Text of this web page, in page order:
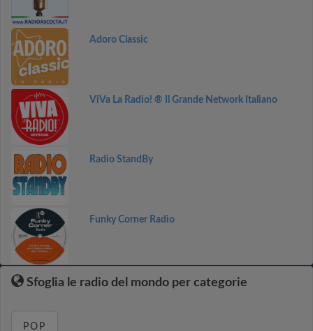
Adoro Classic
ViVa La Radio! ® Il Grande Network Italiano
Radio StandBy
Funky Corner Radio
Sfoglia le radio del mondo per categorie
POP